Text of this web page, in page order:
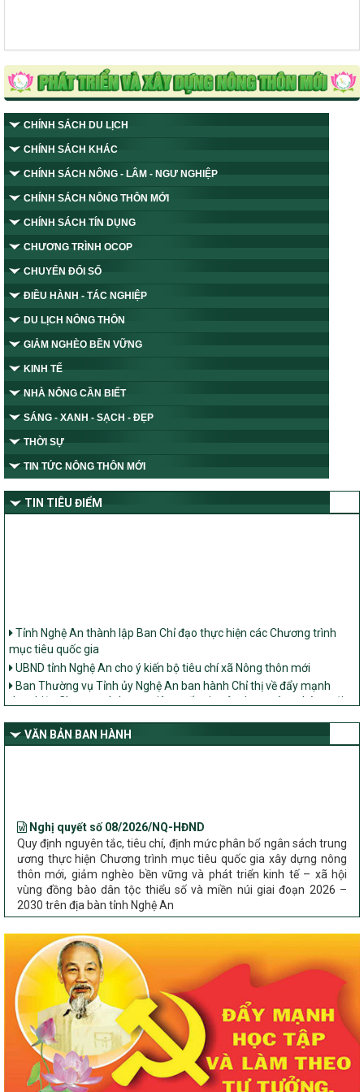
CHÍNH SÁCH DU LỊCH
CHÍNH SÁCH KHÁC
CHÍNH SÁCH NÔNG - LÂM - NGƯ NGHIỆP
CHÍNH SÁCH NÔNG THÔN MỚI
CHÍNH SÁCH TÍN DỤNG
CHƯƠNG TRÌNH OCOP
CHUYỂN ĐỔI SỐ
ĐIỀU HÀNH - TÁC NGHIỆP
DU LỊCH NÔNG THÔN
GIẢM NGHÈO BỀN VỮNG
KINH TẾ
NHÀ NÔNG CẦN BIẾT
SÁNG - XANH - SẠCH - ĐẸP
THỜI SỰ
TIN TỨC NÔNG THÔN MỚI
TIN TIÊU ĐIỂM
mục tiêu quốc gia
UBND tỉnh Nghệ An cho ý kiến bộ tiêu chí xã Nông thôn mới
Ban Thường vụ Tỉnh ủy Nghệ An ban hành Chỉ thị về đẩy mạnh
thực hiện Chương trình mục tiêu quốc gia xây dựng nông thôn mới,
giảm nghèo bền vững và phát triển kinh tế – xã hội vùng đồng bào
dân tộc thiểu số và miền núi giai đoạn 2026 – 2030 trên địa bàn tỉnh
Nghệ An
VĂN BẢN BAN HÀNH
Quy định nguyên tắc, tiêu chí, định mức phân bổ ngân sách trung
ương thực hiện Chương trình mục tiêu quốc gia xây dựng nông
thôn mới, giảm nghèo bền vững và phát triển kinh tế – xã hội
vùng đồng bào dân tộc thiểu số và miền núi giai đoạn 2026 –
2030 trên địa bàn tỉnh Nghệ An
Chỉ Thị số 22-CT/TU
nông thôn mới, giảm nghèo bền vững và phát triển kinh tế – xã
hội vùng đồng bào dân tộc thiểu số và miền núi giai đoạn 2026 –
2030 trên địa bàn tỉnh Nghệ An
Quyết định số 2490/QĐ-UBND
Về việc thành lập Ban Chỉ đạo Chương trình mục tiều quốc gia xây
dựng nông thôn mới, giảm nghèo bền vững và phát triển kinh tế –
xã hội vùng đồng bào dân tộc thiểu số và miền núi giai đoạn 2026
-2030 tỉnh Nghệ An
Thông tư Số 23/2026/TT-BNNMT